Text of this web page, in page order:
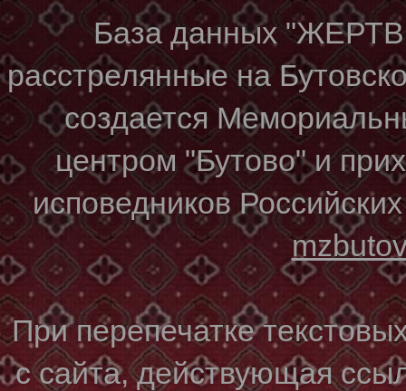
База данных
расстрелянные на
создается
центром "Бутово" и
исповедников
При перепечатке
с сайта, действующая